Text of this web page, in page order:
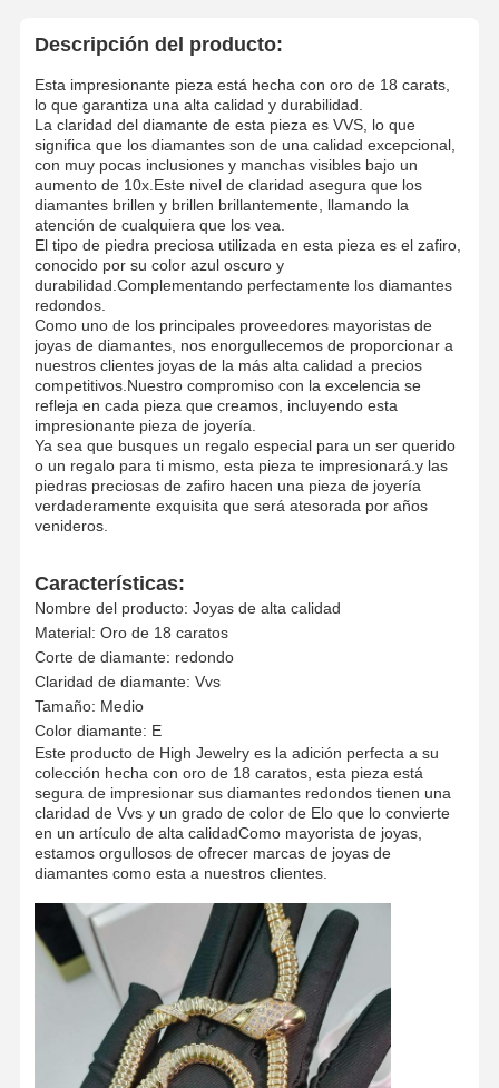
En Casa Productos Los Vídeos
Sobre
Descripción del producto:
Esta impresionante pieza está hecha con oro de 18 carats,
lo que garantiza una alta calidad y durabilidad.
La claridad del diamante de esta pieza es VVS, lo que
significa que los diamantes son de una calidad excepcional,
con muy pocas inclusiones y manchas visibles bajo un
aumento de 10x.Este nivel de claridad asegura que los
diamantes brillen y brillen brillantemente, llamando la
atención de cualquiera que los vea.
El tipo de piedra preciosa utilizada en esta pieza es el zafiro,
conocido por su color azul oscuro y
durabilidad.Complementando perfectamente los diamantes
redondos.
Como uno de los principales proveedores mayoristas de
joyas de diamantes, nos enorgullecemos de proporcionar a
nuestros clientes joyas de la más alta calidad a precios
competitivos.Nuestro compromiso con la excelencia se
refleja en cada pieza que creamos, incluyendo esta
impresionante pieza de joyería.
Ya sea que busques un regalo especial para un ser querido
o un regalo para ti mismo, esta pieza te impresionará.y las
piedras preciosas de zafiro hacen una pieza de joyería
verdaderamente exquisita que será atesorada por años
venideros.
Características:
Nombre del producto: Joyas de alta calidad
Material: Oro de 18 caratos
Corte de diamante: redondo
Claridad de diamante: Vvs
Tamaño: Medio
Color diamante: E
Este producto de High Jewelry es la adición perfecta a su
colección hecha con oro de 18 caratos, esta pieza está
segura de impresionar sus diamantes redondos tienen una
claridad de Vvs y un grado de color de Elo que lo convierte
en un artículo de alta calidadComo mayorista de joyas,
estamos orgullosos de ofrecer marcas de joyas de
diamantes como esta a nuestros clientes.